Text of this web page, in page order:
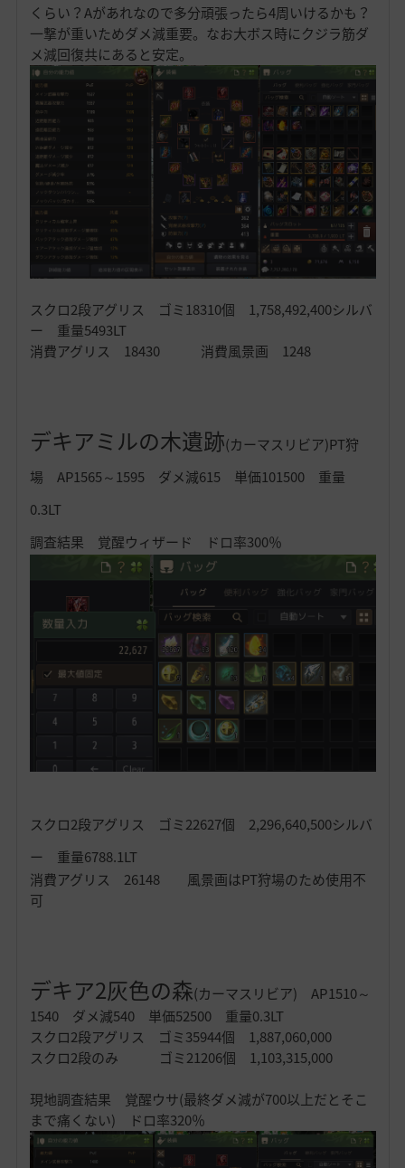
くらい？Aがあれなので多分頑張ったら4周いけるかも？
一撃が重いためダメ減重要。なお大ボス時にクジラ筋ダ
メ減回復共にあると安定。
スクロ2段アグリス ゴミ18310個 1,758,492,400シルバ
ー 重量5493LT
消費アグリス 18430 消費風景画 1248
デキアミルの木遺跡(カーマスリビア)PT狩
場 AP1565～1595 ダメ減615 単価101500 重量
0.3LT
調査結果 覚醒ウィザード ドロ率300％
スクロ2段アグリス ゴミ22627個 2,296,640,500シルバ
ー 重量6788.1LT
消費アグリス 26148 風景画はPT狩場のため使用不
可
デキア2灰色の森(カーマスリビア) AP1510～
1540 ダメ減540 単価52500 重量0.3LT
スクロ2段アグリス ゴミ35944個 1,887,060,000
スクロ2段のみ ゴミ21206個 1,103,315,000
現地調査結果 覚醒ウサ(最終ダメ減が700以上だとそこ
まで痛くない) ドロ率320％